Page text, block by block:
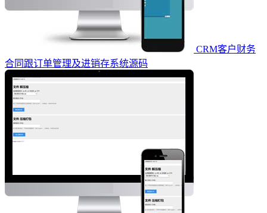
CRM客户财务
合同跟订单管理及进销存系统源码